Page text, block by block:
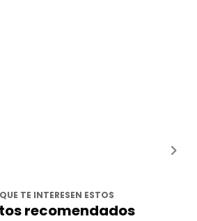
TE INTERESEN ESTOS
recomendados